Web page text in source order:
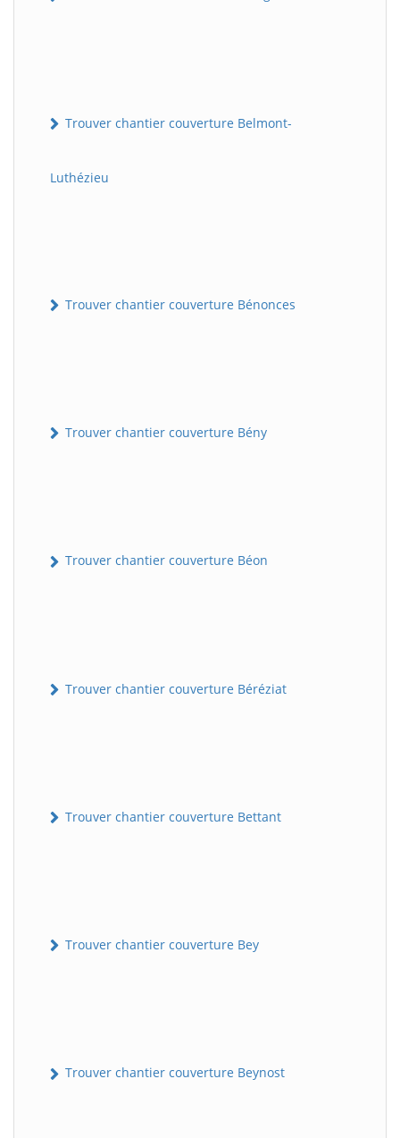
Trouver chantier couverture Belmont-
Luthézieu
Trouver chantier couverture Bénonces
Trouver chantier couverture Bény
Trouver chantier couverture Béon
Trouver chantier couverture Béréziat
Trouver chantier couverture Bettant
Trouver chantier couverture Bey
Trouver chantier couverture Beynost